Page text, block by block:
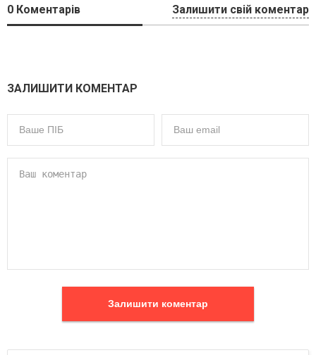
0 Коментарів Залишити свій коментар
ЗАЛИШИТИ КОМЕНТАР
Залишити коментар